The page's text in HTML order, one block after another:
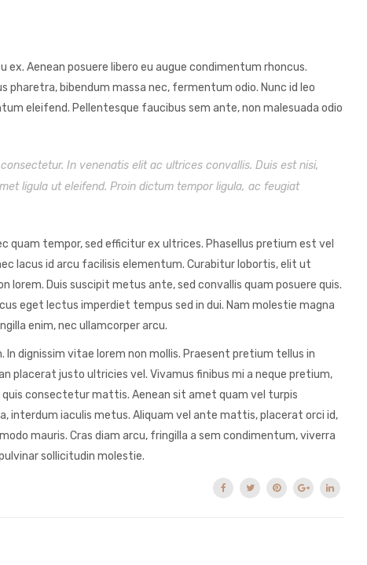
Aenean posuere libero eu augue condimentum rhoncus.
bibendum massa nec, fermentum odio. Nunc id leo
eleifend. Pellentesque faucibus sem ante, non malesuada odio
In venenatis elit ac ultrices convallis. Duis est nisi,
ligula ut eleifend. Proin dictum tempor ligula, ac feugiat
tempor, sed efficitur ex ultrices. Phasellus pretium est vel
lacus id arcu facilisis elementum. Curabitur lobortis, elit ut
lorem. Duis suscipit metus ante, sed convallis quam posuere quis.
eget lectus imperdiet tempus sed in dui. Nam molestie magna
enim, nec ullamcorper arcu.
dignissim vitae lorem non mollis. Praesent pretium tellus in
placerat justo ultricies vel. Vivamus finibus mi a neque pretium,
consectetur mattis. Aenean sit amet quam vel turpis
interdum iaculis metus. Aliquam vel ante mattis, placerat orci id,
mauris. Cras diam arcu, fringilla a sem condimentum, viverra
sollicitudin molestie.